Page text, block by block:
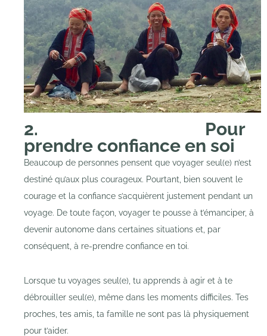
2. Pour
prendre confiance en soi
Beaucoup de personnes pensent que voyager seul(e) n’est
destiné qu’aux plus courageux. Pourtant, bien souvent le
courage et la confiance s’acquièrent justement pendant un
voyage. De toute façon, voyager te pousse à t’émanciper, à
devenir autonome dans certaines situations et, par
conséquent, à re-prendre confiance en toi.
Lorsque tu voyages seul(e), tu apprends à agir et à te
débrouiller seul(e), même dans les moments difficiles. Tes
proches, tes amis, ta famille ne sont pas là physiquement
pour t’aider.